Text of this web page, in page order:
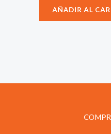
AÑADIR AL